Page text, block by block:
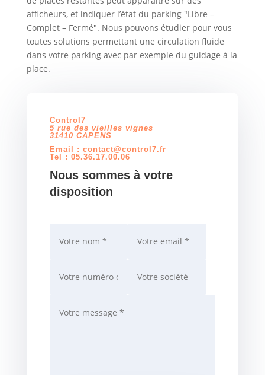
afficheurs, et indiquer l’état du parking "Libre –
Complet – Fermé". Nous pouvons étudier pour vous
toutes solutions permettant une circulation fluide
dans votre parking avec par exemple du guidage à la
place.
Control7
5 rue des vieilles vignes
31410 CAPENS
Email : contact@control7.fr
Tel : 05.36.17.00.06
Nous sommes à votre
disposition